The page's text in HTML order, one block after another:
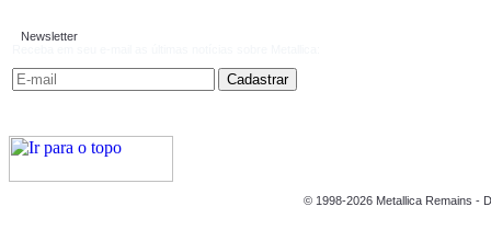
Newsletter
© 1998-2026 Metallica Remains -